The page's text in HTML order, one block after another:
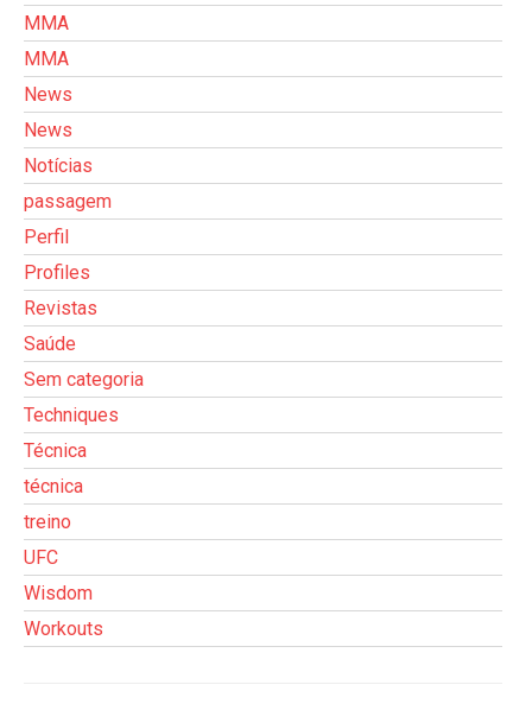
MMA
MMA
News
News
Notícias
passagem
Perfil
Profiles
Revistas
Saúde
Sem categoria
Techniques
Técnica
técnica
treino
UFC
Wisdom
Workouts